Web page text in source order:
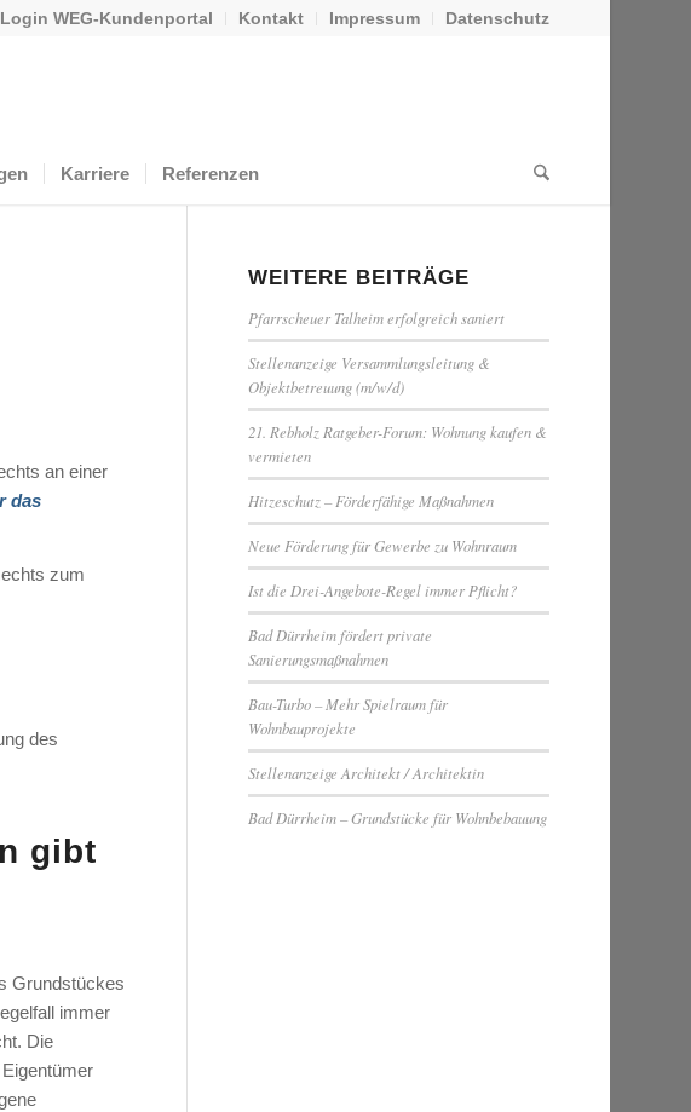
Login WEG-Kundenportal Kontakt Impressum Datenschutz
Karriere Referenzen
an einer
das
zum
des
gibt
Grundstückes
immer
Die
WEITERE BEITRÄGE
Pfarrscheuer Talheim erfolgreich saniert
Stellenanzeige Versammlungsleitung &
Objektbetreuung (m/w/d)
21. Rebholz Ratgeber-Forum: Wohnung kaufen &
vermieten
Hitzeschutz – Förderfähige Maßnahmen
Neue Förderung für Gewerbe zu Wohnraum
Ist die Drei-Angebote-Regel immer Pflicht?
Bad Dürrheim fördert private
Sanierungsmaßnahmen
Bau-Turbo – Mehr Spielraum für
Wohnbauprojekte
Stellenanzeige Architekt / Architektin
Bad Dürrheim – Grundstücke für Wohnbebauung